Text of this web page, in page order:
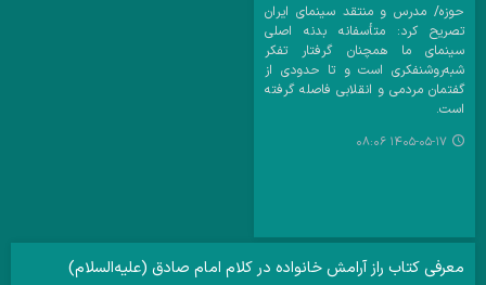
حوزه/ مدرس و منتقد سینمای ایران
تصریح کرد: متأسفانه بدنه اصلی
سینمای ما همچنان گرفتار تفکر
شبه‌روشنفکری است و تا حدودی از
گفتمان مردمی و انقلابی فاصله گرفته
است.
۱۴۰۵-۰۵-۱۷ ۰۸:۰۶
معرفی کتاب راز آرامش خانواده در کلام امام صادق (علیه‌السلام)